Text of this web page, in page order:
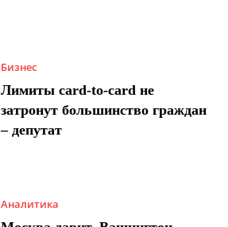
Бизнес
Лимиты card-to-card не
затронут большинство граждан
– депутат
Аналитика